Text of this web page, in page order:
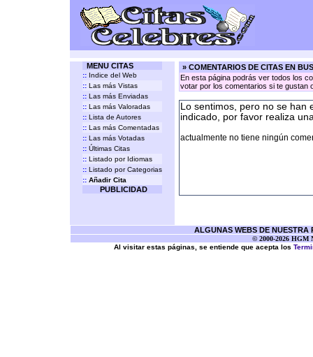
MENU CITAS
:: Indice del Web
:: Las más Vistas
:: Las más Enviadas
:: Las más Valoradas
:: Lista de Autores
:: Las más Comentadas
:: Las más Votadas
:: Últimas Citas
:: Listado por Idiomas
:: Listado por Categorias
:: Añadir Cita
PUBLICIDAD
» COMENTARIOS DE CITAS EN
En esta página podrás ver todos los
votar por los comentarios si te gustan
Lo sentimos, pero no se han
indicado, por favor realiza
actualmente no tiene ningún
ALGUNAS WEBS DE NUESTRA
© 2000-2026 HGM
Al visitar estas páginas, se entiende que acepta los